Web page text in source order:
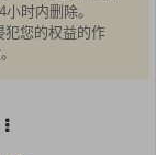
时内删除。
犯您的权益的作